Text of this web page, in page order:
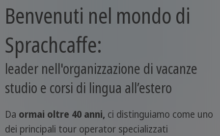
Benvenuti nel mondo di
Sprachcaffe:
leader nell'organizzazione di vacanze
studio e corsi di lingua all’estero
Da ormai oltre 40 anni, ci distinguiamo come uno
dei principali tour operator specializzati